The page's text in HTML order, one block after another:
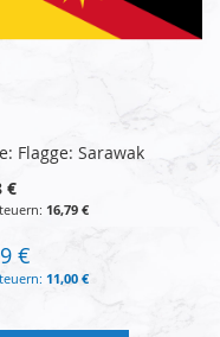
Flagge: Sarawak
€
16,79 €
€
11,00 €